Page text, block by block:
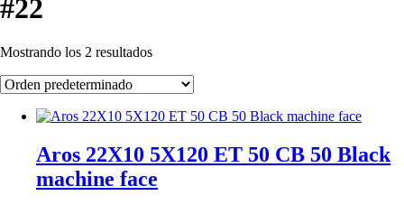
#22
Mostrando los 2 resultados
Aros 22X10 5X120 ET 50 CB 50 Black
machine face